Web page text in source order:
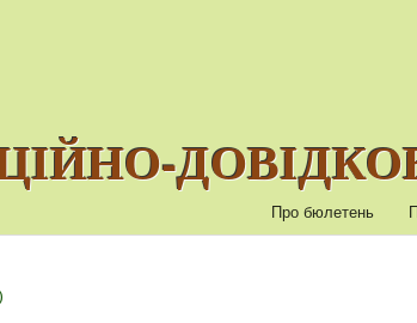
Про бюлетень